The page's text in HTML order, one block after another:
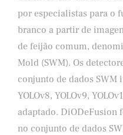
por especialistas para o
branco a partir de
de feijão comum,
Mold (SWM). Os
conjunto de dados SWM
YOLOv8, YOLOv9,
adaptado. DiODeFusion
no conjunto de dados